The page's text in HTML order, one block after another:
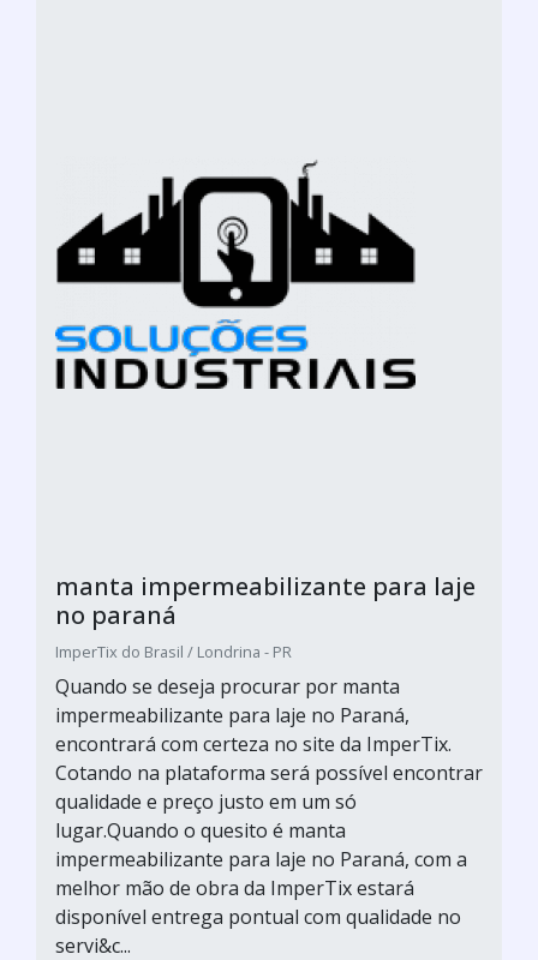
manta impermeabilizante para laje
no paraná
ImperTix do Brasil / Londrina - PR
Quando se deseja procurar por manta
impermeabilizante para laje no Paraná,
encontrará com certeza no site da ImperTix.
Cotando na plataforma será possível encontrar
qualidade e preço justo em um só
lugar.Quando o quesito é manta
impermeabilizante para laje no Paraná, com a
melhor mão de obra da ImperTix estará
disponível entrega pontual com qualidade no
servi&c...